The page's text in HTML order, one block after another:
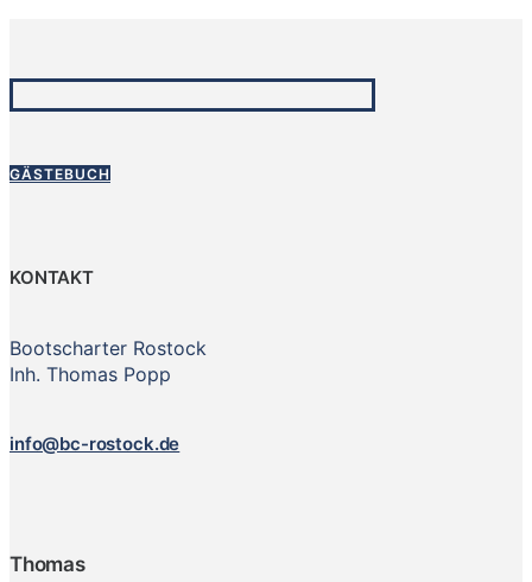
GÄSTEBUCH
KONTAKT
Bootscharter Rostock
Inh. Thomas Popp
info@bc-rostock.de
Thomas